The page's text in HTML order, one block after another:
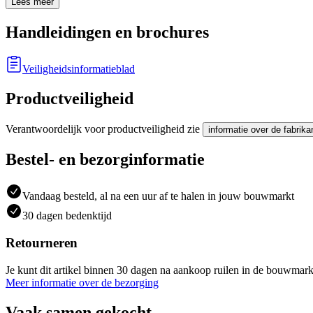
Handleidingen en brochures
Veiligheidsinformatieblad
Productveiligheid
Verantwoordelijk voor productveiligheid zie informatie over de
Bestel- en bezorginformatie
Vandaag besteld, al na een uur af te halen in jouw bouwmarkt
30 dagen bedenktijd
Retourneren
Je kunt dit artikel binnen 30 dagen na aankoop ruilen in de
Meer informatie over de bezorging